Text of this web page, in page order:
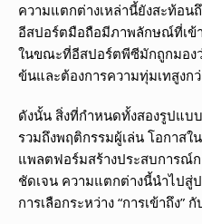
ความแตกต่างเหล่านี้ยังสะท้อ
อีสปอร์ตมือถือมีภาพลักษณ์ที่เข้
ในขณะที่อีสปอร์ตพีซีมักถูกมอง
ข้นและต้องการความทุ่มเทสูงก
ดังนั้น สิ่งที่กำหนดทั้งสองรูปแบ
รวมถึงพฤติกรรมผู้เล่น โอกาสใ
แพลตฟอร์มสร้างประสบการณ์
ชัดเจน ความแตกต่างนี้นำไป
การเลือกระหว่าง “การเข้าถึง”